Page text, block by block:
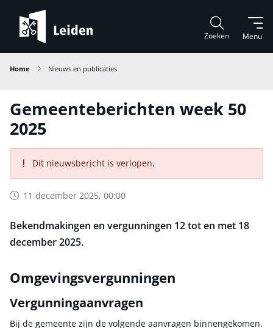
Menu
Zoeken
Home Nieuws en publicaties
Gemeenteberichten week 50
2025
Dit nieuwsbericht is verlopen.
11 december 2025, 00:00
Bekendmakingen en vergunningen 12 tot en met 18
december 2025.
Omgevingsvergunningen
Vergunningaanvragen
Bij de gemeente zijn de volgende aanvragen binnengekomen.